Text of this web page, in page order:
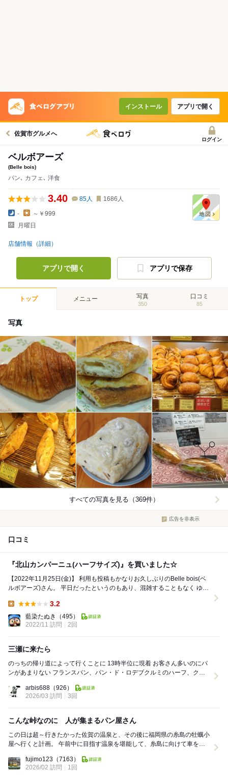
インストール アプリで開く
佐賀市グルメへ
ログイン
ベルボアーズ
(Belle bois)
パン､ カフェ､ 洋食
3.40 85人 1686 人
-
～￥999
月曜日
店舗情報（詳細）
アプリで開く アプリで保存
トップ メニュー 写真
350
口コミ
85
写真
すべての写真を見る（369件）
広告を非表示
口コミ
『北山カンパーニュ(ハーフサイズ)』を買いました☆
【2022年11月25日(金)】 利用も投稿もかなりお久しぶりのBelle bois(ベ
ルボアーズ)さん。 平日だったというのもあり、混雑することもなく ゆっ
3.2
藍染たぬき
（495）
2022/11 訪問
2回
三瀬に来たら
のっちの帰り道によって行くことに 13時半位に現着 お客さん多いのにパ
ンがあまりない フランスパン、パン・ド・ロデブクルミのハーフ、クル
arbis688 （926）
2026/03 訪問
3回
こんな峠なのに 人が集まるパン屋さん
この日は超～行きたかった佐賀の温泉と、その後に福岡県の糸島の牡蠣小
屋へ行くと計画。 午前中に目指す温泉を堪能して、糸島に向けて車を走
fujimo123 （7163）
2026/02 訪問
1回